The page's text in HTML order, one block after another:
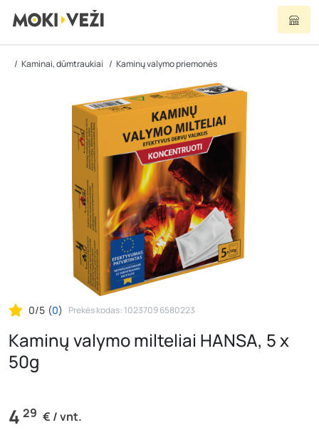
Kaminai, dūmtraukiai Kaminų valymo priemonės
0/5 (0) Prekės kodas: 1023709 6580223
Kaminų valymo milteliai HANSA, 5 x
50g
4 29 € / vnt.